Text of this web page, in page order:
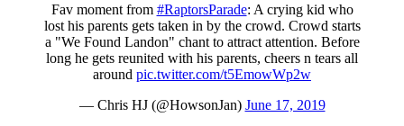
Fav moment from #RaptorsParade: A crying kid who
lost his parents gets taken in by the crowd. Crowd starts
a "We Found Landon" chant to attract attention. Before
long he gets reunited with his parents, cheers n tears all
around pic.twitter.com/t5EmowWp2w
— Chris HJ (@HowsonJan) June 17, 2019